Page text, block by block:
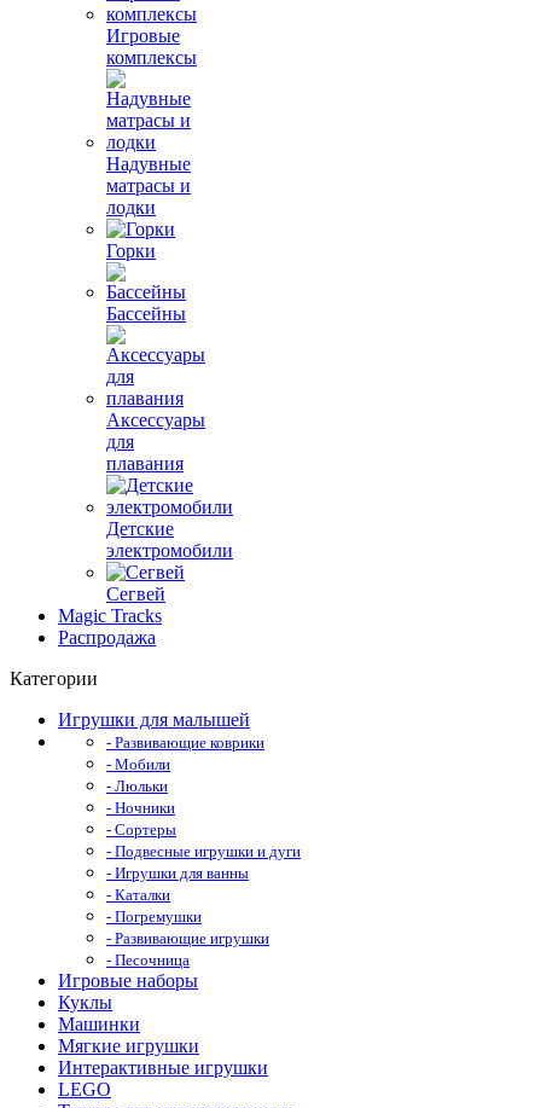
Игровые
комплексы
Надувные
матрасы и
лодки
Горки
Бассейны
Аксессуары
для
плавания
Детские
электромобили
Сегвей
Magic Tracks
Распродажа
Категории
Игрушки для малышей
- Развивающие коврики
- Мобили
- Люльки
- Ночники
- Сортеры
- Подвесные игрушки и дуги
- Игрушки для ванны
- Каталки
- Погремушки
- Развивающие игрушки
- Песочница
Игровые наборы
Куклы
Машинки
Мягкие игрушки
Интерактивные игрушки
LEGO